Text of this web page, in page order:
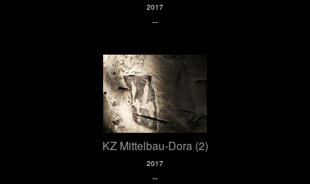
2017
--
KZ Mittelbau-Dora (2)
2017
--